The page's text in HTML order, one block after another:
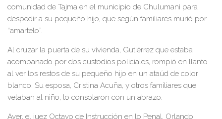
comunidad de Tajma en el municipio de Chulumani para
despedir a su pequeño hijo, que según familiares murió por
“amartelo”.
Al cruzar la puerta de su vivienda, Gutiérrez que estaba
acompañado por dos custodios policiales, rompió en llanto
al ver los restos de su pequeño hijo en un ataúd de color
blanco. Su esposa, Cristina Acuña, y otros familiares que
velaban al niño, lo consolaron con un abrazo.
Ayer, el juez Octavo de Instrucción en lo Penal, Orlando